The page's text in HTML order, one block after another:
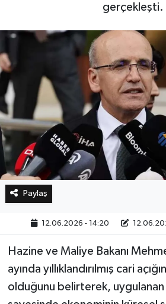
gerçekleşti.
Paylaş
12.06.2026 - 14:20
Hazine ve Maliye Bakanı
ayında yıllıklandırılmış cari
olduğunu belirterek,
Bilim, Teknoloji